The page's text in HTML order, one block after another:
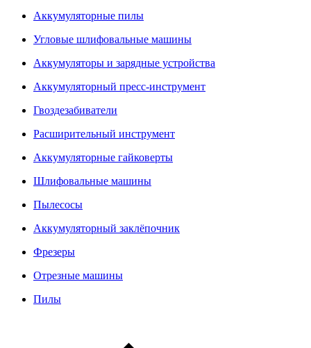
Аккумуляторные пилы
Угловые шлифовальные машины
Аккумуляторы и зарядные устройства
Аккумуляторный пресс-инструмент
Гвоздезабиватели
Расширительный инструмент
Аккумуляторные гайковерты
Шлифовальные машины
Пылесосы
Аккумуляторный заклёпочник
Фрезеры
Отрезные машины
Пилы